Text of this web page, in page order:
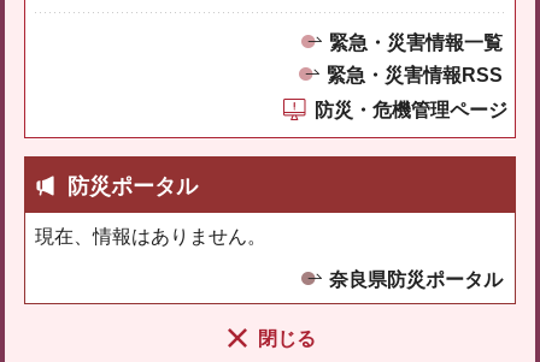
緊急・災害情報一覧
緊急・災害情報RSS
防災・危機管理ページ
防災ポータル
現在、情報はありません。
奈良県防災ポータル
閉じる